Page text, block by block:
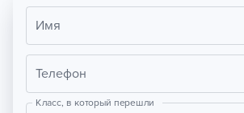
Имя
Телефон
Класс, в который перешли